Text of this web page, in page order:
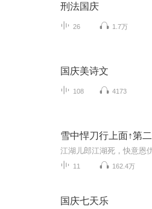
刑法国庆
26 1.7万
国庆美诗文
108 4173
雪中悍刀行上面↑第
11 162.4万
国庆七天乐